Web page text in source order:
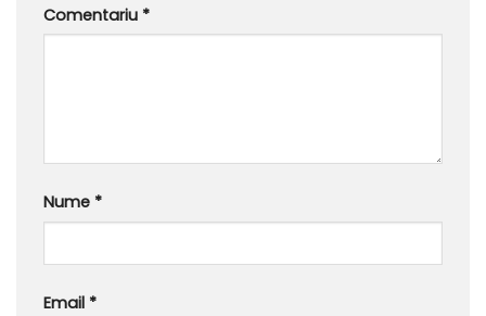
Comentariu *
Nume *
Email *